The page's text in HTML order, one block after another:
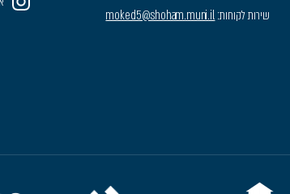
שירות לקוחות:moked5@shoham.muni.il